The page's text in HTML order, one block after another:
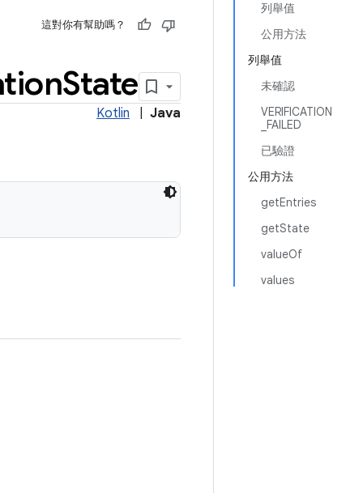
列舉值
公用方法
列舉值
未確認
VERIFICATION
_FAILED
已驗證
公用方法
getEntries
getState
valueOf
values
這對你有幫助嗎？
State
Kotlin Java